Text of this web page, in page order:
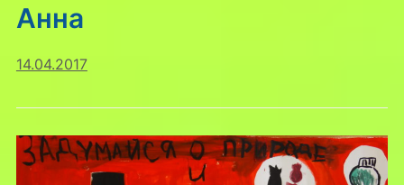
Анна
14.04.2017